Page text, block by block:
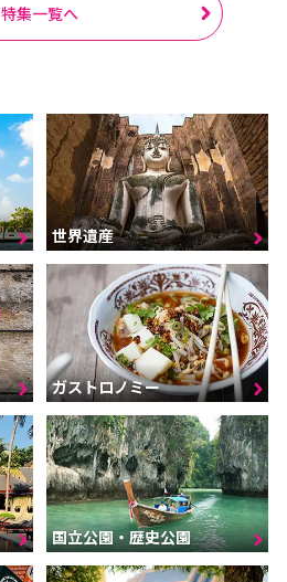
特集一覧へ
世界遺産
ガストロノミー
国立公園・歴史公園